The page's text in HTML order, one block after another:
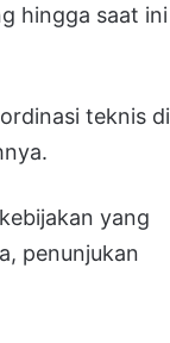
hingga saat ini
teknis di
yang
penunjukan